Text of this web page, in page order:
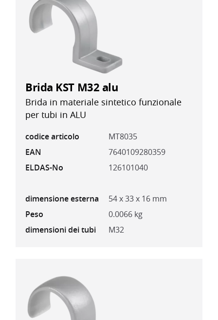
Brida KST M32 alu
Brida in materiale sintetico funzionale
per tubi in ALU
codice articolo
MT8035
EAN
7640109280359
ELDAS-No
126101040
dimensione esterna
54 x 33 x 16 mm
Peso
0.0066 kg
dimensioni dei tubi
M32